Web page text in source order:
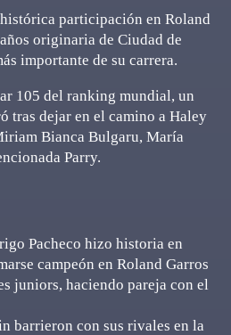
histórica participación en Roland
originaria de Ciudad de
importante de su carrera.
105 del ranking mundial, un
tras dejar en el camino a Haley
Bianca Bulgaru, María
Parry.
Pacheco hizo historia en
campeón en Roland Garros
juniors, haciendo pareja con el
barrieron con sus rivales en la